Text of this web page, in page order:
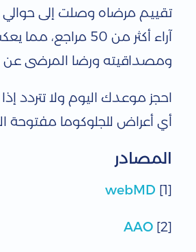
تقييم مرضاه وصلت إلى حوالي
آراء أكثر من 50 مراجع،
ومصداقيته ورضا المرضى عن
احجز موعدك اليوم ولا تتردد
أي أعراض للجلوكوما مفتوحة
المصادر
[1]
webMD
[2]
AAO